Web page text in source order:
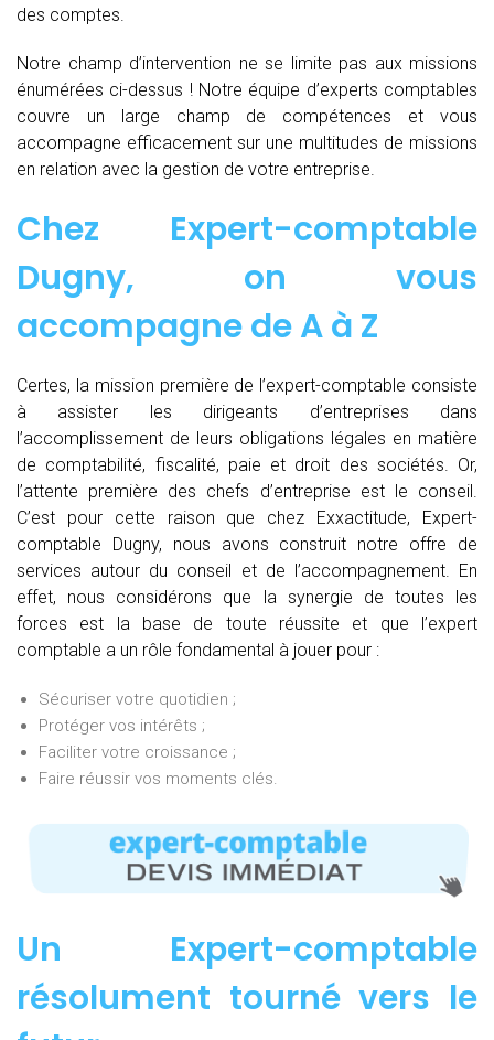
des comptes.
Notre champ d’intervention ne se limite pas aux missions
énumérées ci-dessus ! Notre équipe d’experts comptables
couvre un large champ de compétences et vous
accompagne efficacement sur une multitudes de missions
en relation avec la gestion de votre entreprise.
Chez Expert-comptable
Dugny, on vous
accompagne deA à Z
Certes, la mission première de l’expert-comptable consiste
à assister les dirigeants d’entreprises dans
l’accomplissement de leurs obligations légales en matière
de comptabilité, fiscalité, paie et droit des sociétés. Or,
l’attente première des chefs d’entreprise est le conseil.
C’est pour cette raison que chez Exxactitude, Expert-
comptable Dugny, nous avons construit notre offre de
services autour du conseil et de l’accompagnement. En
effet, nous considérons que la synergie de toutes les
forces est la base de toute réussite et que l’expert
comptable a un rôle fondamental à jouer pour :
Sécuriser votre quotidien ;
Protéger vos intérêts ;
Faciliter votre croissance ;
Faire réussir vos moments clés.
Un Expert-comptable
résolument tourné vers le